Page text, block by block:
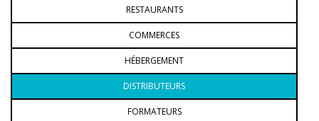
RESTAURANTS
COMMERCES
HÉBERGEMENT
DISTRIBUTEURS
FORMATEURS